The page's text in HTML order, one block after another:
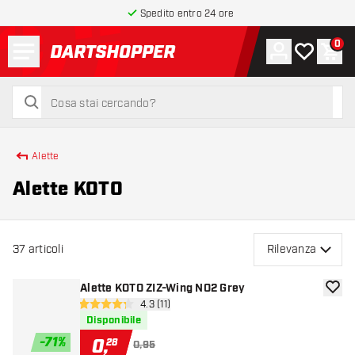
Spedito entro 24 ore
torna alla home page
cerca
cerca
Account
La mia0
Alette
Alette KOTO
37 articoli Rilevanza
-71%
Alette KOTO ZIZ-Wing NO2 Grey
apri pannello recensioni
4.3 stelle di valutazione
4.3 (11)
Disponibile
0,28 0,95